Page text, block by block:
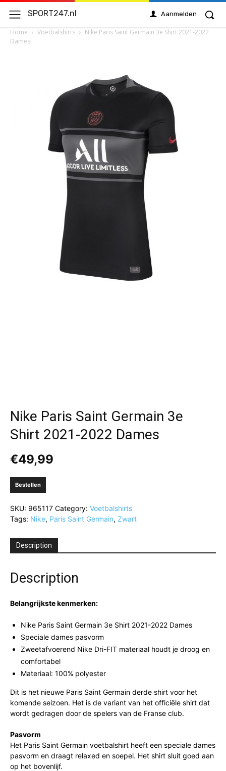
SPORT247.nl Aanmelden
Home Voetbalshirts
Nike Paris Saint Germain 3e Shirt 2021-2022
Dames
Nike Paris Saint Germain 3e
Shirt 2021-2022 Dames
€49,99
Bestellen
SKU: 965117 Category: Voetbalshirts
Tags: Nike, Paris Saint Germain, Zwart
Description
Description
Belangrijkste kenmerken:
Nike Paris Saint Germain 3e Shirt 2021-2022 Dames
Speciale dames pasvorm
Zweetafvoerend Nike Dri-FIT materiaal houdt je droog en
comfortabel
Materiaal: 100% polyester
Dit is het nieuwe Paris Saint Germain derde shirt voor het
komende seizoen. Het is de variant van het officiële shirt dat
wordt gedragen door de spelers van de Franse club.
Pasvorm
Het Paris Saint Germain voetbalshirt heeft een speciale dames
pasvorm en draagt relaxed en soepel. Het shirt sluit goed aan
op het bovenlijf.